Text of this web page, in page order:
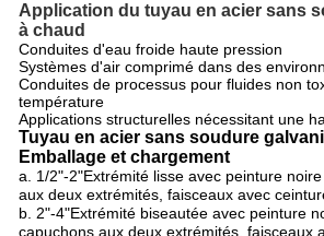
Application du tuyau en acier sans
à chaud
Conduites d'eau froide haute pression
Systèmes d'air comprimé dans des
Conduites de processus pour fluides non
température
Applications structurelles nécessitant une
Tuyau en acier sans soudure
Emballage et chargement
a. 1/2"-2"Extrémité lisse avec peinture
aux deux extrémités, faisceaux avec
b. 2"-4"Extrémité biseautée avec peinture
capuchons aux deux extrémités, faisceaux